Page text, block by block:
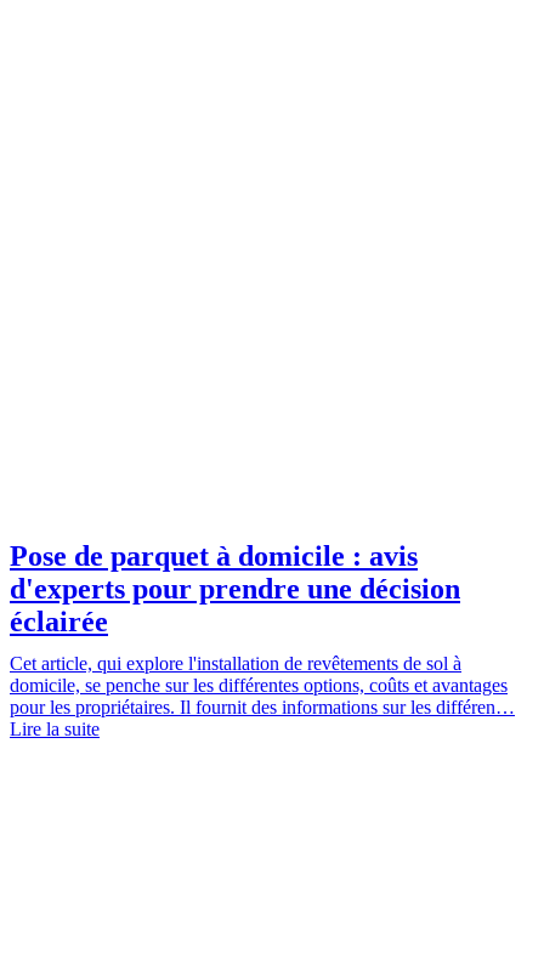
Pose de parquet à domicile : avis
d'experts pour prendre une décision
éclairée
Cet article, qui explore l'installation de revêtements de sol à
domicile, se penche sur les différentes options, coûts et avantages
pour les propriétaires. Il fournit des informations sur les différen…
Lire la suite